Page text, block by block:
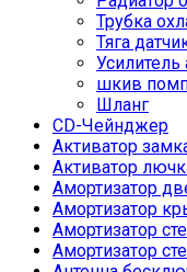
Трубка
Тяга
Усилитель
шкив
Шланг
CD-Чейнджер
Активатор
Активатор
Амортизатор
Амортизатор
Амортизатор
Амортизатор